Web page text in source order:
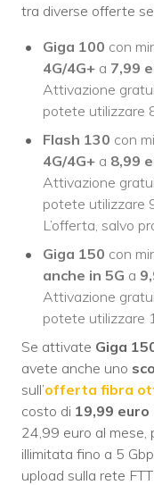
tra diverse offerte
Giga 100 con
4G/4G+ a 7,99
Attivazione
potete utilizzare
Flash 130 con
4G/4G+ a 8,99
Attivazione
potete utilizzare
L’offerta, salvo
Giga 150 con
anche in 5G a
Attivazione
potete utilizzare
Se attivate Giga
avete anche uno
sull’offerta fibra
costo di 19,99
24,99 euro al mese,
illimitata fino a 5
upload sulla rete